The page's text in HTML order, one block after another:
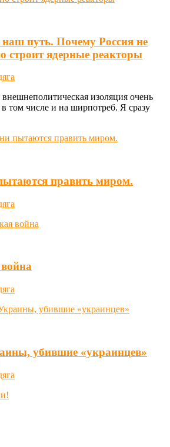
путь. Почему Россия не
строит ядерные реакторы
изоляция очень
том числе и на ширпотреб. Я сразу
править миром.
убившие «украинцев»